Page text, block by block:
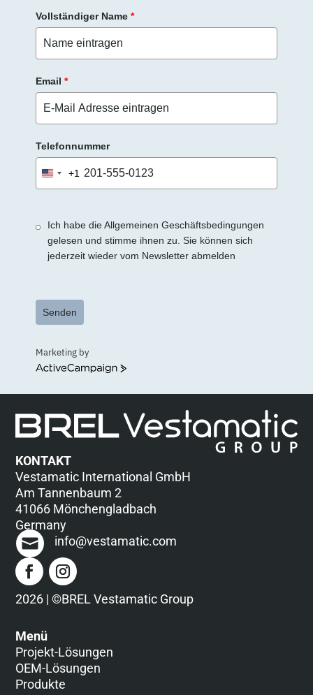
Vollständiger Name *
Email *
Telefonnummer
United
States
+1
Ich habe die Allgemeinen Geschäftsbedingungen
gelesen und stimme ihnen zu. Sie können sich
jederzeit wieder vom Newsletter abmelden
Senden
Marketing by
ActiveCampaign
KONTAKT
Vestamatic International GmbH
Am Tannenbaum 2
41066 Mönchengladbach
Germany
info@vestamatic.com
2026 | ©BREL Vestamatic Group
Menü
Projekt-Lösungen
OEM-Lösungen
Produkte